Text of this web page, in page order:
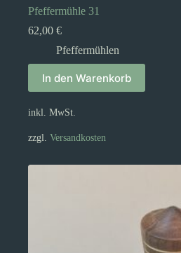
Pfeffermühle 31
62,00 €
Pfeffermühlen
In den Warenkorb
inkl. MwSt.
zzgl. Versandkosten